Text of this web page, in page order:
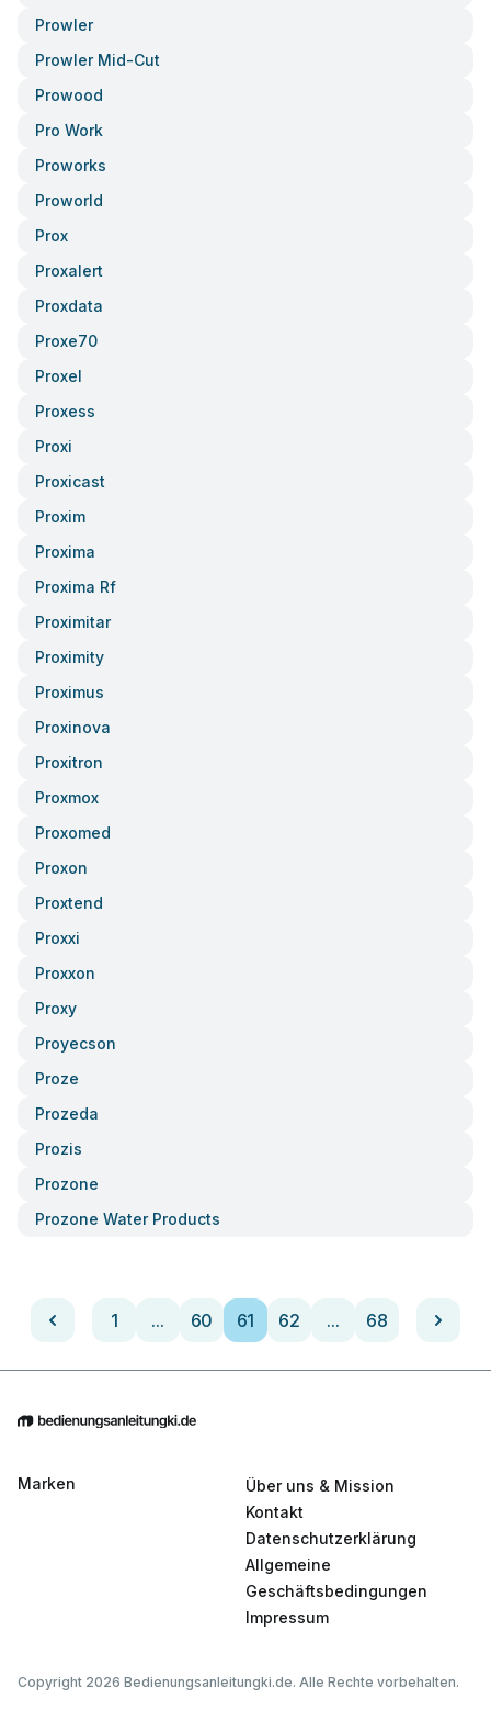
Prowler
Prowler Mid-Cut
Prowood
Pro Work
Proworks
Proworld
Prox
Proxalert
Proxdata
Proxe70
Proxel
Proxess
Proxi
Proxicast
Proxim
Proxima
Proxima Rf
Proximitar
Proximity
Proximus
Proxinova
Proxitron
Proxmox
Proxomed
Proxon
Proxtend
Proxxi
Proxxon
Proxy
Proyecson
Proze
Prozeda
Prozis
Prozone
Prozone Water Products
1 ... 60 61 62 ... 68
Marken
Über uns & Mission
Kontakt
Datenschutzerklärung
Allgemeine
Geschäftsbedingungen
Impressum
Copyright 2026 Bedienungsanleitungki.de. Alle Rechte vorbehalten.